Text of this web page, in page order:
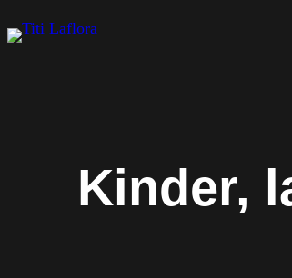
Zum
Inhalt
Kinder,